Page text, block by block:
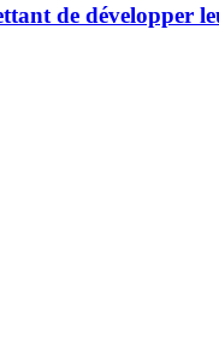
de développer